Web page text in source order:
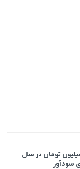
سرمایه‌گذاری با ۵۰۰ میلیون تومان در سال